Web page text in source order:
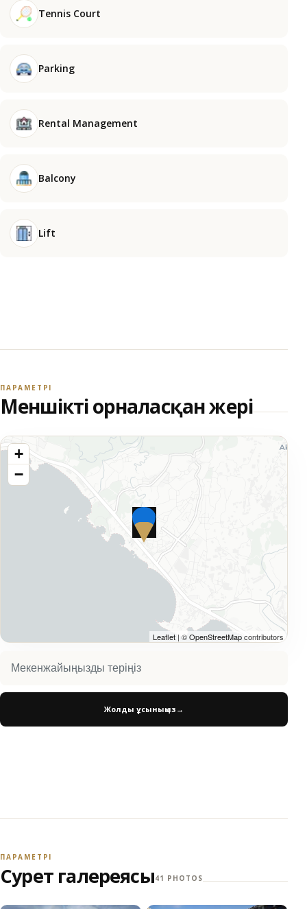
Tennis Court
Parking
Rental Management
Balcony
Lift
ПАРАМЕТРІ
Меншіктің орналасқан жері
+
−
Leaflet | ©OpenStreetMapcontributors
Жолды ұсыныңыз →
ПАРАМЕТРІ
Сурет галереясы41 PHOTOS